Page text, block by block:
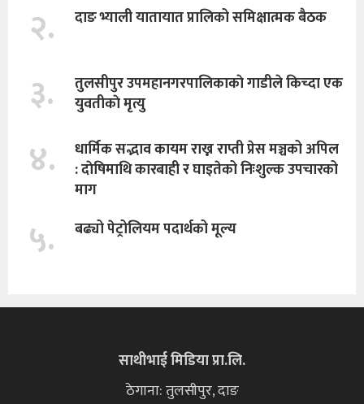
२. दाङ भ्याली यातायात प्रालिको समिक्षात्मक बैठक
३.
तुलसीपुर उपमहानगरपालिकाकाे गाडीले किच्दा एक
युवतीकाे मृत्यु
४.
धार्मिक सद्भाव कायम राख्न राप्ती प्रेस मञ्चको अपिल
: दाेषिमाथि कारबाही र घाइतेको निःशुल्क उपचारको
माग
५. बढ्यो पेट्रोलियम पदार्थको मूल्य
साथीभाई मिडिया प्रा.लि.
ठेगाना: तुलसीपुर, दाङ